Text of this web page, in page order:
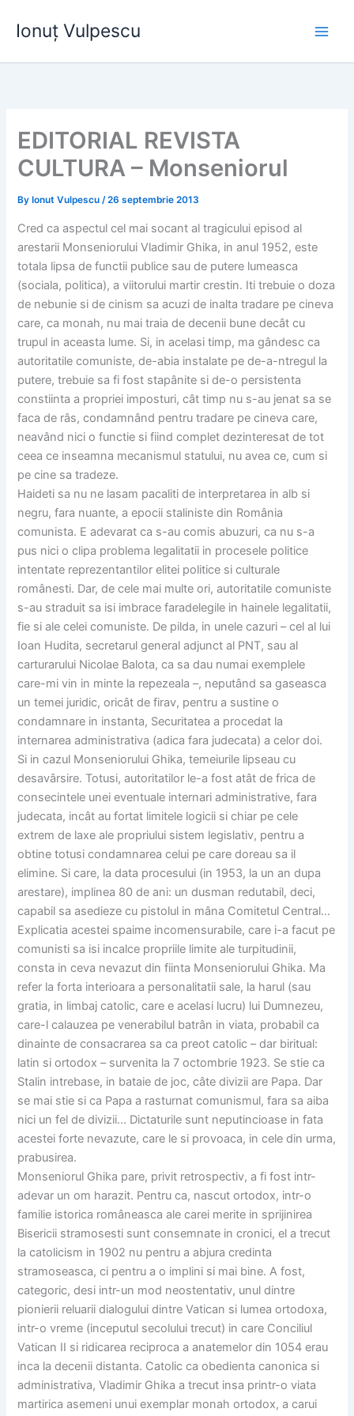
Ionuț Vulpescu
EDITORIAL REVISTA
CULTURA – Monseniorul
By Ionut Vulpescu/26 septembrie 2013
Cred ca aspectul cel mai socant al tragicului episod al
arestarii Monseniorului Vladimir Ghika, in anul 1952, este
totala lipsa de functii publice sau de putere lumeasca
(sociala, politica), a viitorului martir crestin. Iti trebuie o doza
de nebunie si de cinism sa acuzi de inalta tradare pe cineva
care, ca monah, nu mai traia de decenii bune decât cu
trupul in aceasta lume. Si, in acelasi timp, ma gândesc ca
autoritatile comuniste, de-abia instalate pe de-a-ntregul la
putere, trebuie sa fi fost stapânite si de-o persistenta
constiinta a propriei imposturi, cât timp nu s-au jenat sa se
faca de râs, condamnând pentru tradare pe cineva care,
neavând nici o functie si fiind complet dezinteresat de tot
ceea ce inseamna mecanismul statului, nu avea ce, cum si
pe cine sa tradeze.
Haideti sa nu ne lasam pacaliti de interpretarea in alb si
negru, fara nuante, a epocii staliniste din România
comunista. E adevarat ca s-au comis abuzuri, ca nu s-a
pus nici o clipa problema legalitatii in procesele politice
intentate reprezentantilor elitei politice si culturale
românesti. Dar, de cele mai multe ori, autoritatile comuniste
s-au straduit sa isi imbrace faradelegile in hainele legalitatii,
fie si ale celei comuniste. De pilda, in unele cazuri – cel al lui
Ioan Hudita, secretarul general adjunct al PNT, sau al
carturarului Nicolae Balota, ca sa dau numai exemplele
care-mi vin in minte la repezeala –, neputând sa gaseasca
un temei juridic, oricât de firav, pentru a sustine o
condamnare in instanta, Securitatea a procedat la
internarea administrativa (adica fara judecata) a celor doi.
Si in cazul Monseniorului Ghika, temeiurile lipseau cu
desavârsire. Totusi, autoritatilor le-a fost atât de frica de
consecintele unei eventuale internari administrative, fara
judecata, incât au fortat limitele logicii si chiar pe cele
extrem de laxe ale propriului sistem legislativ, pentru a
obtine totusi condamnarea celui pe care doreau sa il
elimine. Si care, la data procesului (in 1953, la un an dupa
arestare), implinea 80 de ani: un dusman redutabil, deci,
capabil sa asedieze cu pistolul in mâna Comitetul Central…
Explicatia acestei spaime incomensurabile, care i-a facut pe
comunisti sa isi incalce propriile limite ale turpitudinii,
consta in ceva nevazut din fiinta Monseniorului Ghika. Ma
refer la forta interioara a personalitatii sale, la harul (sau
gratia, in limbaj catolic, care e acelasi lucru) lui Dumnezeu,
care-l calauzea pe venerabilul batrân in viata, probabil ca
dinainte de consacrarea sa ca preot catolic – dar biritual:
latin si ortodox – survenita la 7 octombrie 1923. Se stie ca
Stalin intrebase, in bataie de joc, câte divizii are Papa. Dar
se mai stie si ca Papa a rasturnat comunismul, fara sa aiba
nici un fel de divizii… Dictaturile sunt neputincioase in fata
acestei forte nevazute, care le si provoaca, in cele din urma,
prabusirea.
Monseniorul Ghika pare, privit retrospectiv, a fi fost intr-
adevar un om harazit. Pentru ca, nascut ortodox, intr-o
familie istorica româneasca ale carei merite in sprijinirea
Bisericii stramosesti sunt consemnate in cronici, el a trecut
la catolicism in 1902 nu pentru a abjura credinta
stramoseasca, ci pentru a o implini si mai bine. A fost,
categoric, desi intr-un mod neostentativ, unul dintre
pionierii reluarii dialogului dintre Vatican si lumea ortodoxa,
intr-o vreme (inceputul secolului trecut) in care Conciliul
Vatican II si ridicarea reciproca a anatemelor din 1054 erau
inca la decenii distanta. Catolic ca obedienta canonica si
administrativa, Vladimir Ghika a trecut insa printr-o viata
martirica asemeni unui exemplar monah ortodox, a carui